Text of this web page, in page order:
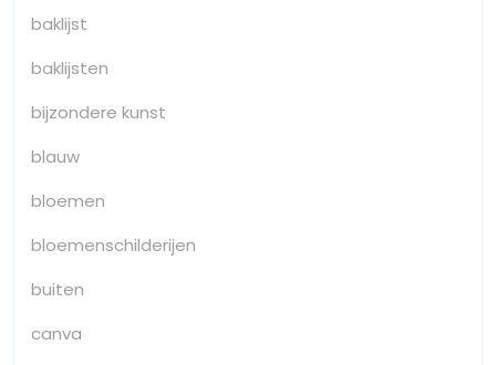
baklijst
baklijsten
bijzondere kunst
blauw
bloemen
bloemenschilderijen
buiten
canva